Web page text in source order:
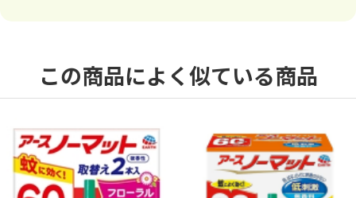
この商品によく似ている商品